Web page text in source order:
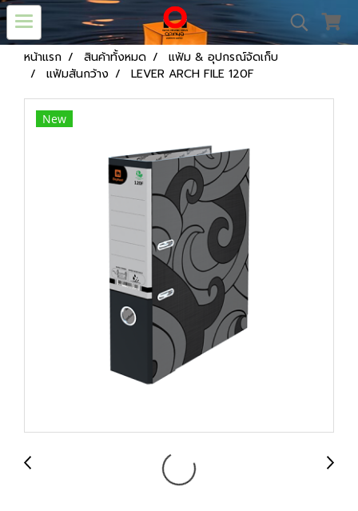
หน้าแรก สินค้าทั้งหมด
แฟ้ม & อุปกรณ์จัดเก็บ
แฟ้มสันกว้าง
LEVER ARCH FILE 120F
New